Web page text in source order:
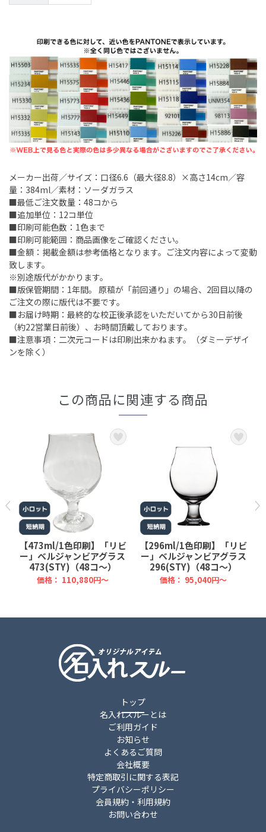
メーカー出荷／サイズ：口径6.6（最大径8.8）×高さ14cm／容
量：384ml／素材：ソーダガラス
■最低ご注文数量：48コから
■追加単位：12コ単位
■印刷可能色数：1色まで
■印刷可能範囲：商品画像をご確認ください。
■金額：掲載金額は参考価格となります。ご注文内容によって変動
致します。
※別途版代がかかります。
■版保管期間：1年間。 原稿が「前回通り」の場合、2回目以降の
ご注文の際に版代は不要です。
■お届け時期：最終的な校正後承認をいただいてから30日前後
（約22営業日前後）、お時間頂戴しております。
■注意事項：二次元コードは印刷出来かねます。（ダミーデザイ
ンを除く）
この商品に関連する商品
【473ml/1色印刷】「リビ
ー」ベルジャンビアグラス
473(STY)（48コ～）
価格： 110,880円～
【296ml/1色印刷】「リビ
ー」ベルジャンビアグラス
296(STY)（48コ～）
価格： 95,040円～
トップ
名入れスルーとは
ご利用ガイド
お知らせ
よくあるご質問
会社概要
特定商取引に関する表記
プライバシーポリシー
会員規約・利用規約
お問い合わせ